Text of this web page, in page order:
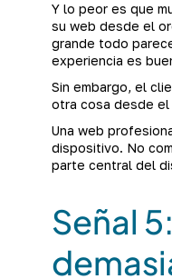
Y lo peor es que
su web desde el
grande todo
experiencia es
Sin embargo, el
otra cosa desde el
Una web
dispositivo. No
parte central del
Señal